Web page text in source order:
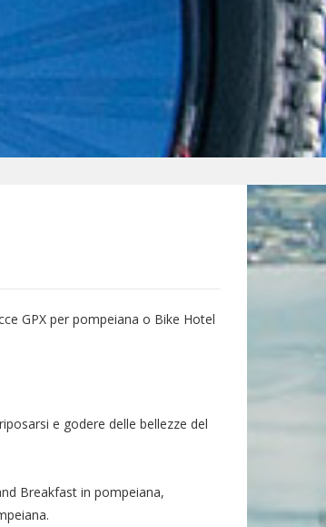
GPX per pompeiana o Bike Hotel
e godere delle bellezze del
Breakfast in pompeiana,